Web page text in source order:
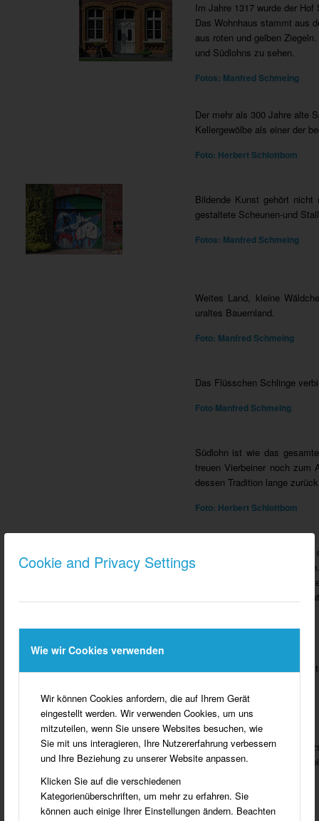
Cookie and Privacy Settings
Wie wir Cookies verwenden
Wir können Cookies anfordern, die auf Ihrem Gerät
eingestellt werden. Wir verwenden Cookies, um uns
mitzuteilen, wenn Sie unsere Websites besuchen, wie
Sie mit uns interagieren, Ihre Nutzererfahrung verbessern
und Ihre Beziehung zu unserer Website anpassen.
Klicken Sie auf die verschiedenen
Kategorienüberschriften, um mehr zu erfahren. Sie
können auch einige Ihrer Einstellungen ändern. Beachten
Im Jahre 1317 wurde der
Das Wohnhaus stammt aus
aus roten und gelben
und Südlohns zu sehen.
Fotos: Manfred Schmeing
Der mehr als 300 Jahre alte
Kellergewölbe als einer der
Foto: Herbert Schlottbom
Bildende Kunst gehört
gestaltete Scheunen-und
Fotos: Manfred Schmeing
Weites Land, kleine
uraltes Bauernland.
Foto: Manfred Schmeing
Das Flüsschen Schlinge
Foto Manfred Schmeing
Südlohn ist wie das
treuen Vierbeiner noch zum
dessen Tradition lange
Foto: Herbert Schlottbom
Unter Denkmalschutz
Grenze zum Ortsteil
war im Münsterland eher
lebten. Den zentralen Stall
Das Haus Tenhagen am
Foto: Manfred Schmeing
Das Haus Hinske an der
Denkmalliste der Gemeinde